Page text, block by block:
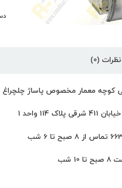
نظرات (0)
کوچه معمار مخصوص پاساژ چلچراغ طبقه 3